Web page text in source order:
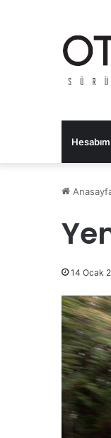
Hesabım
14 Ocak